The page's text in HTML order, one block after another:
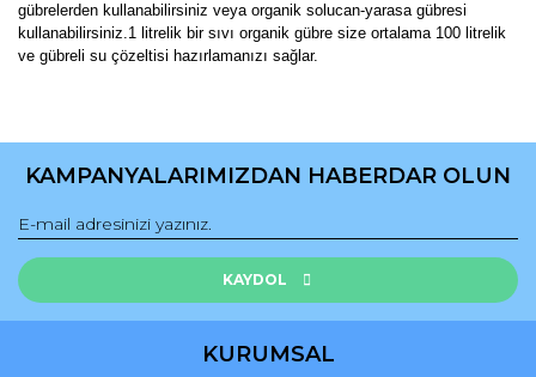
gübrelerden kullanabilirsiniz veya organik solucan-yarasa gübresi
kullanabilirsiniz.1 litrelik bir sıvı organik gübre size ortalama 100 litrelik
ve gübreli su çözeltisi hazırlamanızı sağlar.
konularda yetersiz gördüğünüz noktaları öneri formunu
Görüş ve önerileriniz için teşekkür ederiz.
Ürün resmi kalitesiz, bozuk veya görüntülenemiyor.
Ürün açıklamasında eksik bilgiler bulunuyor.
Ürün fiyatı diğer sitelerden daha pahalı.
KAMPANYALARIMIZDAN HABERDAR OLUN
KAYDOL
KURUMSAL